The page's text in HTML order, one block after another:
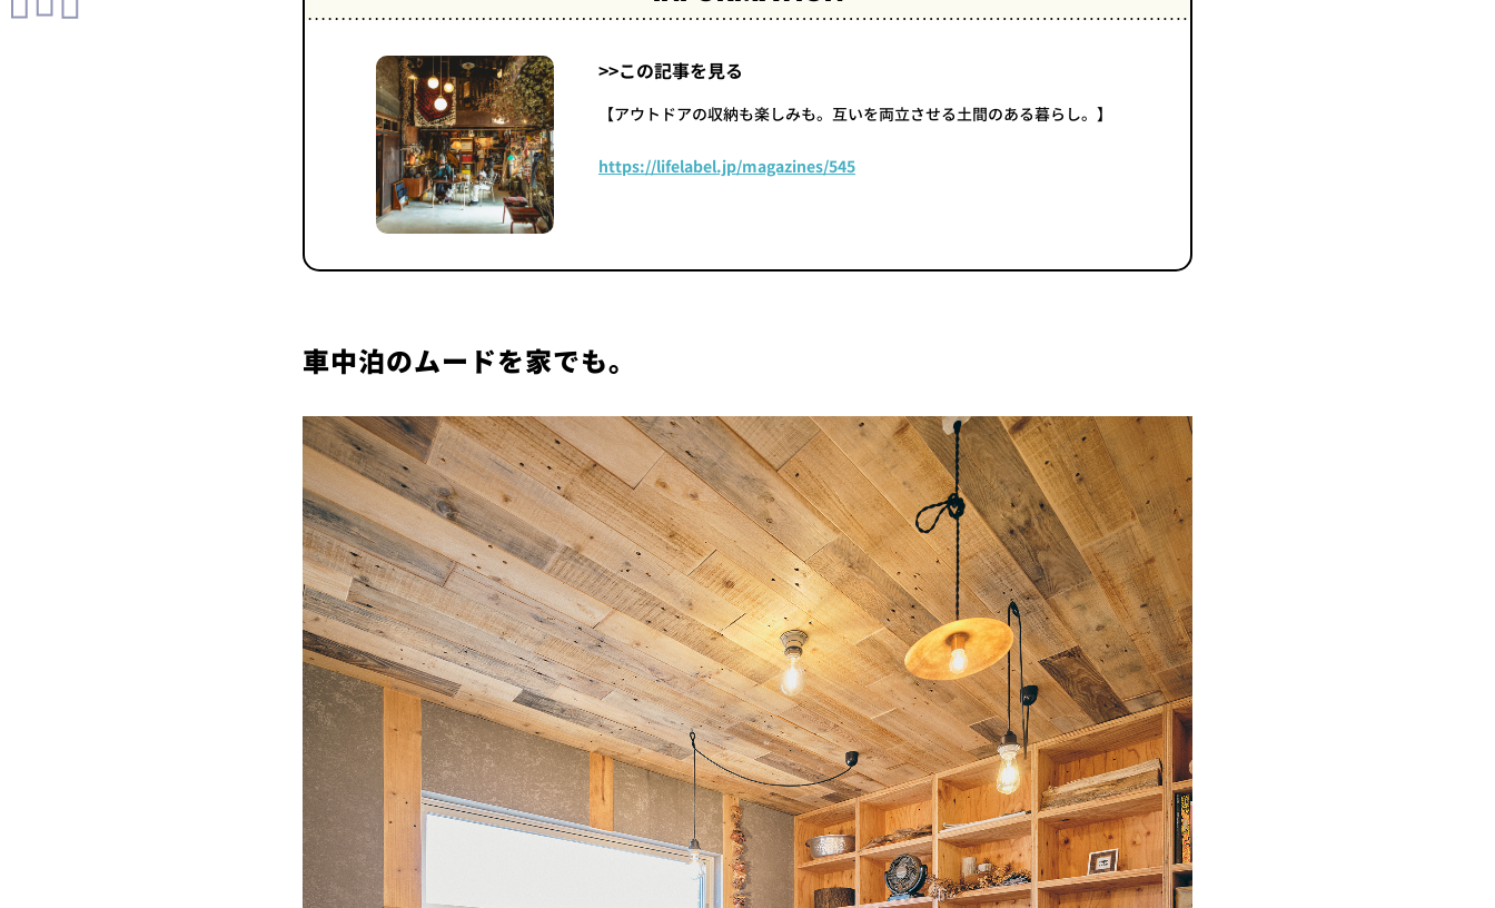
>>この記事を見る
【アウトドアの収納も楽しみも。互いを両立させる土間のある暮らし。】
https://lifelabel.jp/magazines/545
車中泊のムードを家でも。